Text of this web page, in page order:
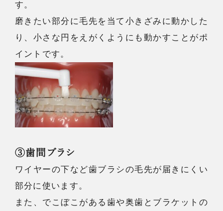
す。
磨きたい部分に毛先を当て小きざみに動かした
り、小さな円をえがくようにも動かすことがポ
イントです。
③歯間ブラシ
ワイヤーの下など歯ブラシの毛先が届きにくい
部分に使います。
また、でこぼこがある歯や奥歯とブラケットの